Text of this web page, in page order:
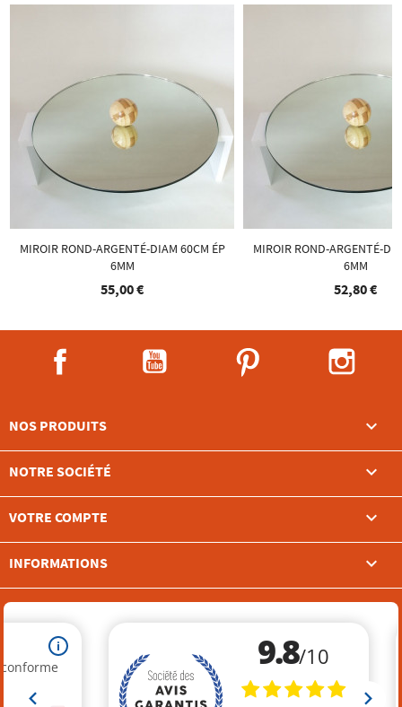
MIROIR ROND-ARGENTÉ-DIAM 60CM ÉP
6MM
55,00 €
MIROIR ROND-ARGENTÉ-
6MM
52,80 €
NOS PRODUITS 
NOTRE SOCIÉTÉ 
VOTRE COMPTE 
INFORMATIONS keyboard_arrow_down